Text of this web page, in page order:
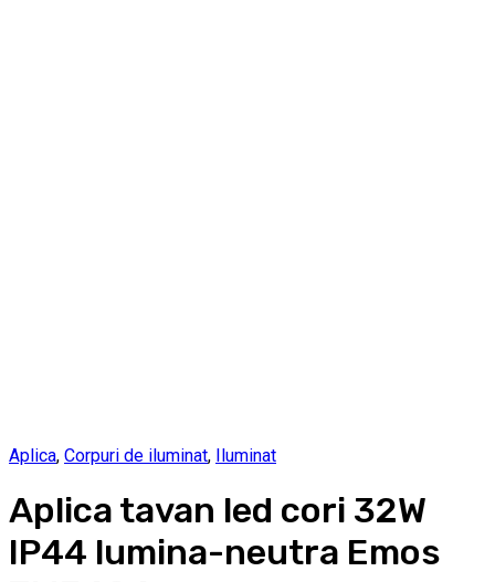
Aplica, Corpuri de iluminat, Iluminat
Aplica tavan led cori 32W
IP44 lumina-neutra Emos